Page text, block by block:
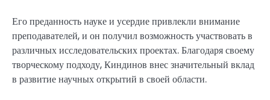
Его преданность науке и усердие привлекли внимание
преподавателей, и он получил возможность участвовать в
различных исследовательских проектах. Благодаря своему
творческому подходу, Киндинов внес значительный вклад
в развитие научных открытий в своей области.